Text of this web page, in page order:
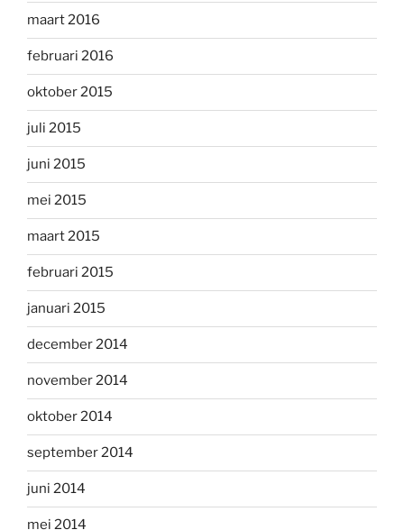
maart 2016
februari 2016
oktober 2015
juli 2015
juni 2015
mei 2015
maart 2015
februari 2015
januari 2015
december 2014
november 2014
oktober 2014
september 2014
juni 2014
mei 2014